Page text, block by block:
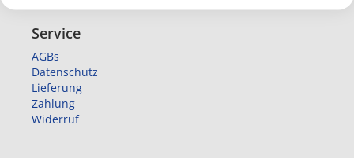
Service
AGBs
Datenschutz
Lieferung
Zahlung
Widerruf